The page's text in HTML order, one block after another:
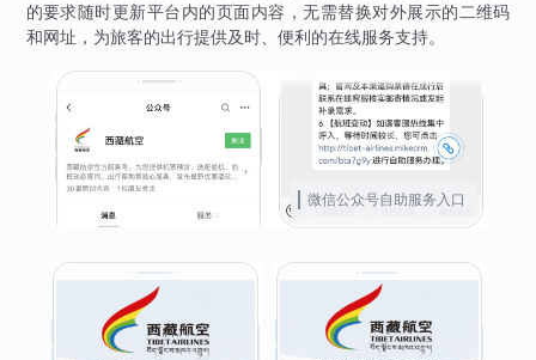
的要求随时更新平台内的页面内容，无需替换对外展示的二维码
和网址，为旅客的出行提供及时、便利的在线服务支持。
微信公众号自助服务入口